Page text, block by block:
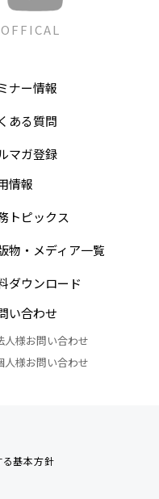
ナー情報
ある質問
マガ登録
情報
トピックス
物・メディア一覧
ダウンロード
い合わせ
人様お問い合わせ
人様お問い合わせ
基本方針